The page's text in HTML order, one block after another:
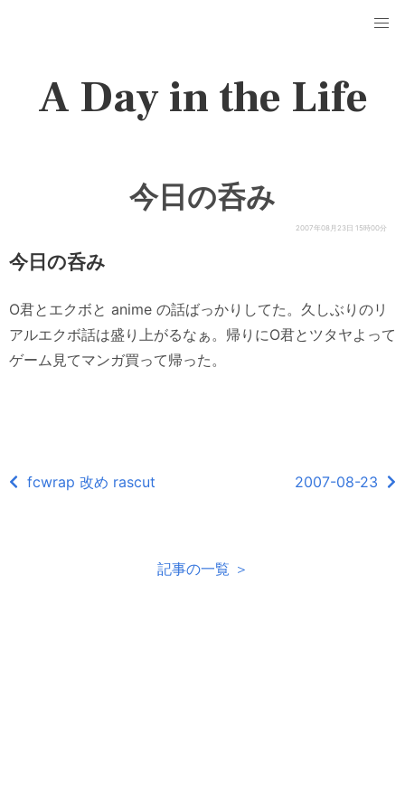
A Day in the Life
今日の呑み
2007年08月23日 15時00分
今日の呑み
O君とエクボと anime の話ばっかりしてた。久しぶりのリ
アルエクボ話は盛り上がるなぁ。帰りにO君とツタヤよって
ゲーム見てマンガ買って帰った。
fcwrap 改め rascut 2007-08-23
記事の一覧 ＞